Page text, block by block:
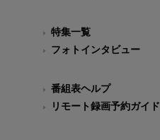
特集一覧
フォトインタビュー
番組表ヘルプ
リモート録画予約ガイド